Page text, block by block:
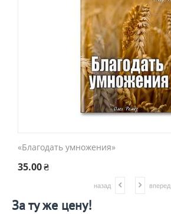
«Благодать умножения»
35.00₴
назад вперед
За ту же цену!